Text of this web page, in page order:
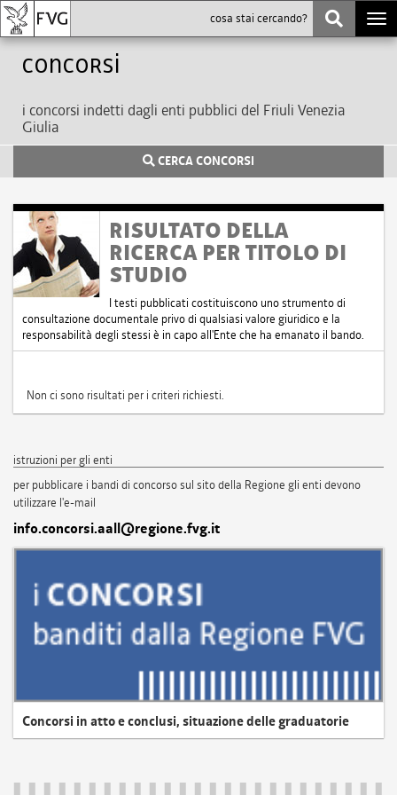
Concorsi
i concorsi indetti dagli enti pubblici del Friuli Venezia
Giulia
CERCA CONCORSI
RISULTATO DELLA
RICERCA PER TITOLO DI
STUDIO
I testi pubblicati costituiscono uno strumento di
consultazione documentale privo di qualsiasi valore giuridico e la
responsabilità degli stessi è in capo all'Ente che ha emanato il bando.
Non ci sono risultati per i criteri richiesti.
istruzioni per gli enti
per pubblicare i bandi di concorso sul sito della Regione gli enti devono
utilizzare l'e-mail
info.concorsi.aall@regione.fvg.it
Concorsi in atto e conclusi, situazione delle graduatorie